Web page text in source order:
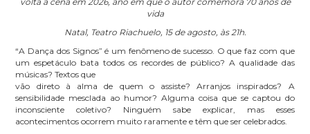
vida
Natal, Teatro Riachuelo, 15 de agosto, às 21h.
“A Dança dos Signos” é um fenômeno de sucesso. O que faz com que
um espetáculo bata todos os recordes de público? A qualidade das
músicas? Textos que
vão direto à alma de quem o assiste? Arranjos inspirados? A
sensibilidade mesclada ao humor? Alguma coisa que se captou do
inconsciente coletivo? Ninguém sabe explicar, mas esses
acontecimentos ocorrem muito raramente e têm que ser celebrados.